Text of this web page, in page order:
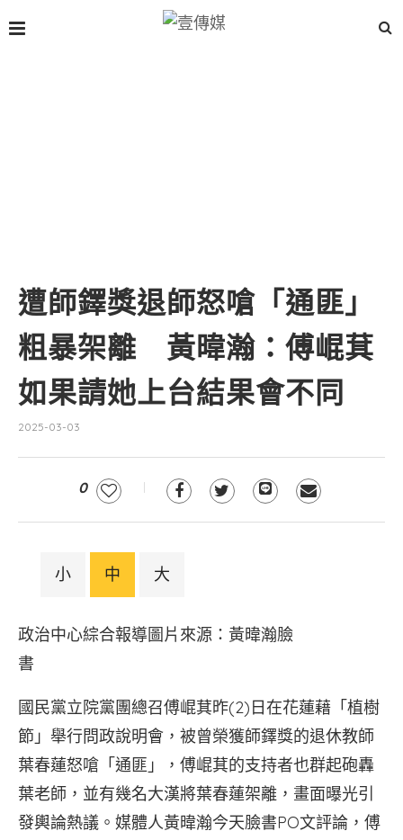
遭師鐸獎退師怒嗆「通匪」
粗暴架離 黃暐瀚：傅崐萁
如果請她上台結果會不同
2025-03-03
0
小 中 大
政治中心綜合報導圖片來源：黃暐瀚臉
書
國民黨立院黨團總召傅崐萁昨(2)日在花蓮藉「植樹
節」舉行問政說明會，被曾榮獲師鐸獎的退休教師
葉春蓮怒嗆「通匪」，傅崐萁的支持者也群起砲轟
葉老師，並有幾名大漢將葉春蓮架離，畫面曝光引
發輿論熱議。媒體人黃暐瀚今天臉書PO文評論，傅